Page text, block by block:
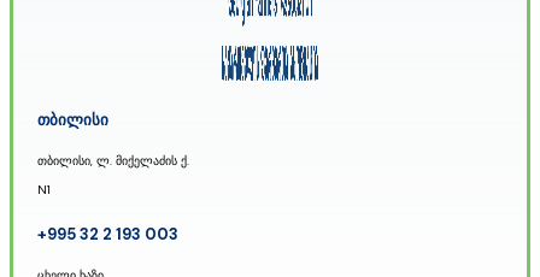
თბილისი
თბილისი, ლ. მიქელაძის ქ.
N1
+995 32 2 193 003